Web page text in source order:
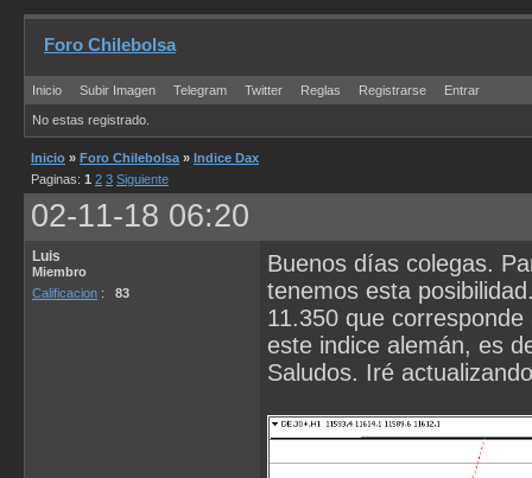
Foro Chilebolsa
Inicio Subir Imagen Telegram Twitter Reglas Registrarse Entrar
No estas registrado.
Inicio » Foro Chilebolsa » Indice Dax
Paginas: 1 2 3 Siguiente
02-11-18 06:20
Luis
Miembro
Calificacion : 83
Buenos días colegas.
tenemos esta
11.350 que
este indice alemán, es
Saludos. Iré